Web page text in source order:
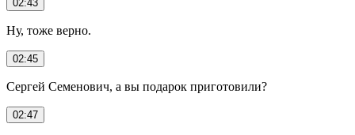
02:43
Ну, тоже верно.
02:45
Сергей Семенович, а вы подарок приготовили?
02:47